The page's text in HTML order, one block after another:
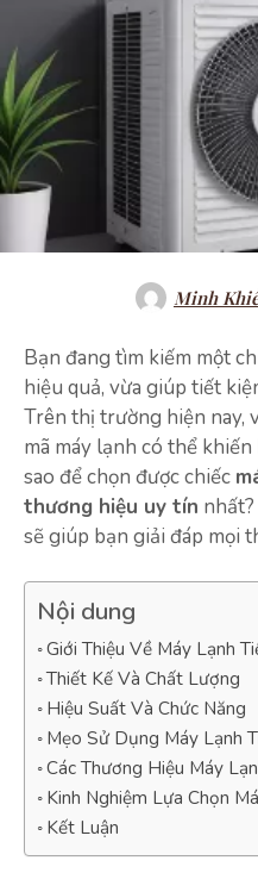
Minh
Bạn đang tìm kiếm một
hiệu quả, vừa giúp tiết
Trên thị trường hiện nay,
mã máy lạnh có thể
sao để chọn được chiếc
thương hiệu uy tín
sẽ giúp bạn giải đáp mọi
Nội dung
Giới Thiệu Về Máy Lạnh
Thiết Kế Và Chất Lượng
Hiệu Suất Và Chức Năng
Mẹo Sử Dụng Máy Lạnh
Các Thương Hiệu Máy
Kinh Nghiệm Lựa Chọn
Kết Luận